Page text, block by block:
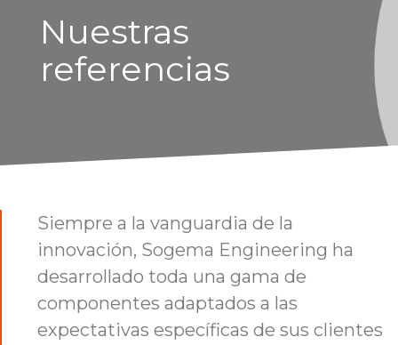
Nuestras
referencias
Siempre a la vanguardia de la
innovación, Sogema Engineering ha
desarrollado toda una gama de
componentes adaptados a las
expectativas específicas de sus clientes